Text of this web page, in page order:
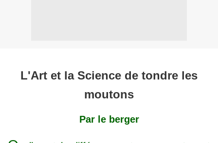
L'Art et la Science de tondre les
moutons
Par le berger